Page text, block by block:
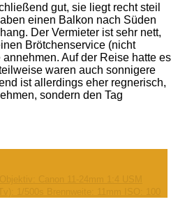
gut, sie liegt recht steil
einen Balkon nach Süden
Der Vermieter ist sehr nett,
Brötchenservice (nicht
Auf der Reise hatte es
waren auch sonnigere
ist allerdings eher regnerisch,
sondern den Tag